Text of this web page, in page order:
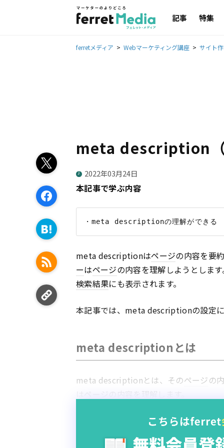
記事 特集
ferretメディア Webマーケティング講座 サイト
meta description
2022年03月24日
本記事で学ぶ内容
meta descriptionはページの内容を要
ーはページの内容を理解しようとしま
検索結果にも表示されます。
本記事では、meta descriptionの設定
meta descriptionとは
meta descriptionとは、そのページの
▼meta descriptionの記述例
<meta conten